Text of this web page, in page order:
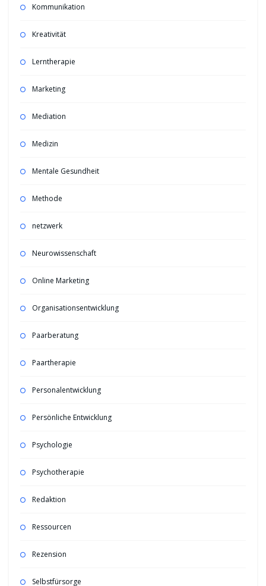
Kommunikation
Kreativität
Lerntherapie
Marketing
Mediation
Medizin
Mentale Gesundheit
Methode
netzwerk
Neurowissenschaft
Online Marketing
Organisationsentwicklung
Paarberatung
Paartherapie
Personalentwicklung
Persönliche Entwicklung
Psychologie
Psychotherapie
Redaktion
Ressourcen
Rezension
Selbstfürsorge